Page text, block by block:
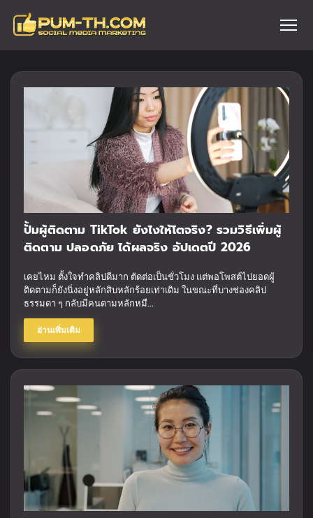
ปั้มผู้ติดตาม TikTok ยังไงให้โตจริง? รวมวิธีเพิ่มผู้
ติดตาม ปลอดภัย ได้ผลจริง อัปเดตปี 2026
เคยไหม ตั้งใจทำคลิปดีมาก ตัดต่อเป็นชั่วโมง แต่พอโพสต์ไปยอดผู้
ติดตามก็ยังนิ่งอยู่หลักสิบหลักร้อยเท่าเดิม ในขณะที่บางช่องคลิป
ธรรมดา ๆ กลับมีคนตามหลักหมื...
อ่านเพิ่มเติม